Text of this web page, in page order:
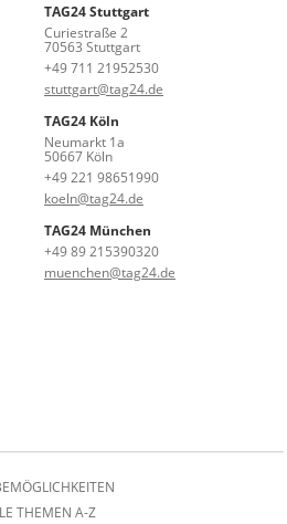
TAG24 Stuttgart
Curiestraße 2
70563 Stuttgart
+49 711 21952530
stuttgart@tag24.de
TAG24 Köln
Neumarkt 1a
50667 Köln
+49 221 98651990
koeln@tag24.de
TAG24 München
+49 89 215390320
muenchen@tag24.de
THEMEN A-Z